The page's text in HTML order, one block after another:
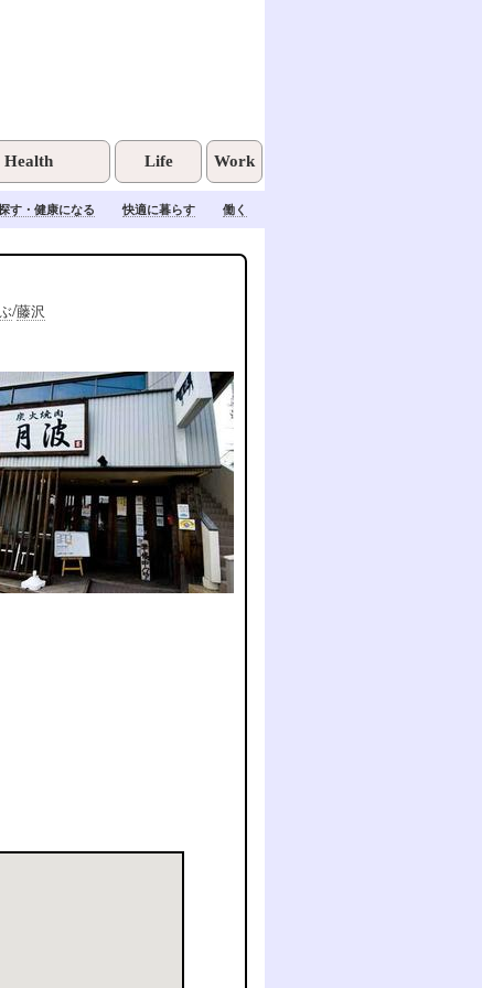
Health Life Work
す・健康になる 快適に暮らす 働く
/藤沢